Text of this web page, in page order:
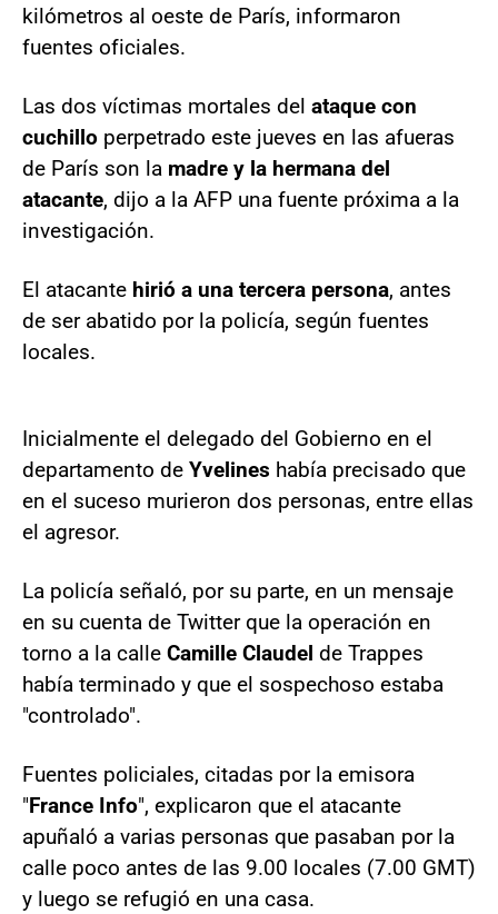
kilómetros al oeste de París, informaron
fuentes oficiales.
Las dos víctimas mortales del ataque con
cuchillo perpetrado este jueves en las afueras
de París son la madre y la hermana del
atacante, dijo a la AFP una fuente próxima a la
investigación.
El atacante hirió a una tercera persona, antes
de ser abatido por la policía, según fuentes
locales.
Inicialmente el delegado del Gobierno en el
departamento de Yvelines había precisado que
en el suceso murieron dos personas, entre ellas
el agresor.
La policía señaló, por su parte, en un mensaje
en su cuenta de Twitter que la operación en
torno a la calle Camille Claudel de Trappes
había terminado y que el sospechoso estaba
"controlado".
Fuentes policiales, citadas por la emisora
"France Info", explicaron que el atacante
apuñaló a varias personas que pasaban por la
calle poco antes de las 9.00 locales (7.00 GMT)
y luego se refugió en una casa.